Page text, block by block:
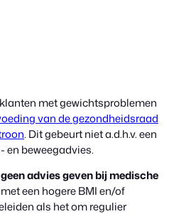
met gewichtsproblemen
van de gezondheidsraad
. Dit gebeurt niet a.d.h.v. een
en beweegadvies.
advies geven bij medische
een hogere BMI en/of
als het om regulier